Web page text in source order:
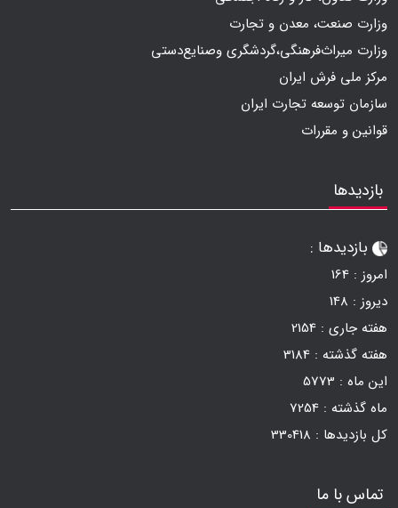
درباره قالیتو
وزارت صنعت، معدن و تجارت
وزارت میراث‌فرهنگی،گردشگری وصنایع‌دستی
مرکز ملی فرش ایران
سازمان توسعه تجارت ایران
قوانین و مقررات
بازدیدها
بازدیدها :
امروز : 164
دیروز : 148
هفته جاری : 2154
هفته گذشته : 3184
این ماه : 5773
ماه گذشته : 7254
کل بازدیدها : 330418
تماس با ما